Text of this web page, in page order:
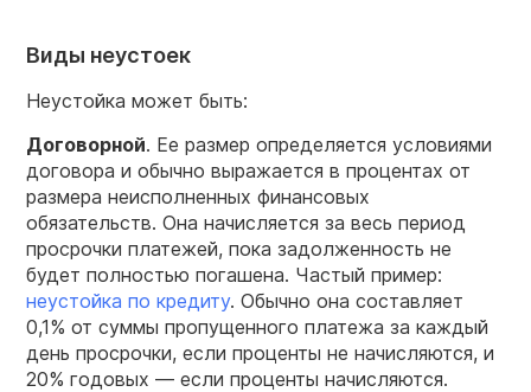
Виды неустоек
Неустойка может быть:
Договорной. Ее размер определяется условиями
договора и обычно выражается в процентах от
размера неисполненных финансовых
обязательств. Она начисляется за весь период
просрочки платежей, пока задолженность не
будет полностью погашена. Частый пример:
неустойка по кредиту. Обычно она составляет
0,1% от суммы пропущенного платежа за каждый
день просрочки, если проценты не начисляются, и
20% годовых — если проценты начисляются.